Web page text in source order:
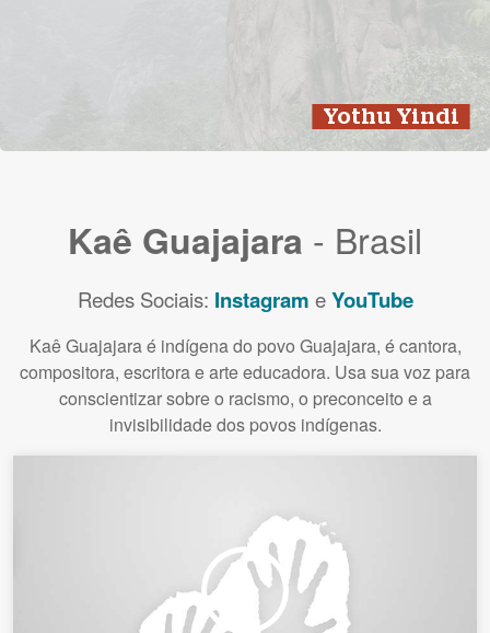
Yothu Yindi
Kaê Guajajara - Brasil
Redes Sociais: Instagram eYouTube
Kaê Guajajara é indígena do povo Guajajara, é cantora,
compositora, escritora e arte educadora. Usa sua voz para
conscientizar sobre o racismo, o preconceito e a
invisibilidade dos povos indígenas.